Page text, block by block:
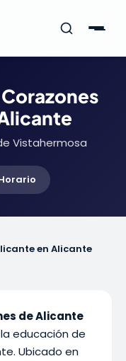
Vistahermosa
en Alicante
de Alicante
educación de
Ubicado en